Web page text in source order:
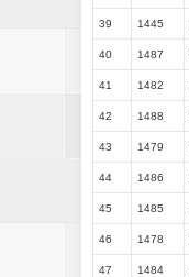
39 1445
40 1487
41 1482
42 1488
43 1479
44 1486
45 1485
46 1478
47 1484